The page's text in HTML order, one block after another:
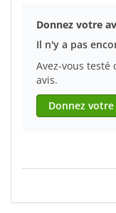
Donnez votre
Il n'y a pas
Avez-vous testé
avis.
Donnez